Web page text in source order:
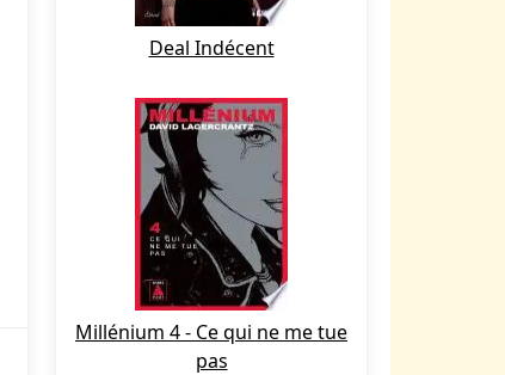
Deal Indécent
Millénium 4 - Ce qui ne me tue
pas